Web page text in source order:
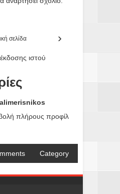
›
σελίδα
ιστού
πλήρους προφίλ
Category